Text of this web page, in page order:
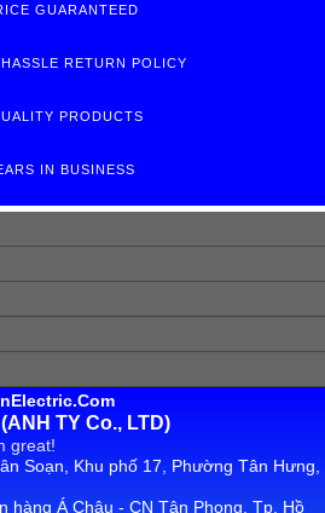
GUARANTEED
RETURN POLICY
PRODUCTS
IN BUSINESS
TY Co., LTD)
great!
Soạn, Khu phố 17, Phường Tân Hưng,
hàng Á Châu - CN Tân Phong, Tp. Hồ